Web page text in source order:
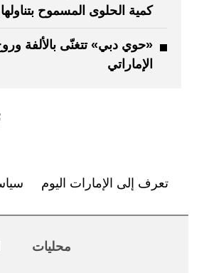
كمية الحلوى المسموح
«حوي دبي» تتغنّى بالألفة
الإماراتي
تعرف إلى الإمارات اليوم
محليات